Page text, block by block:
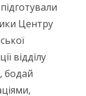
підготували
Центру
відділу
бодай